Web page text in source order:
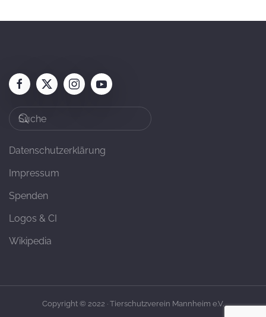
Datenschutzerklärung
Impressum
Spenden
Logos & CI
Wikipedia
Copyright © 2022 · Tierschutzverein Mannheim e.V.